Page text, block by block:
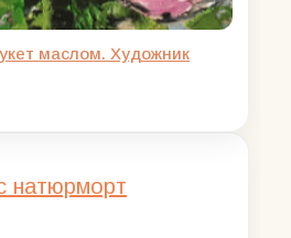
маслом. Художник